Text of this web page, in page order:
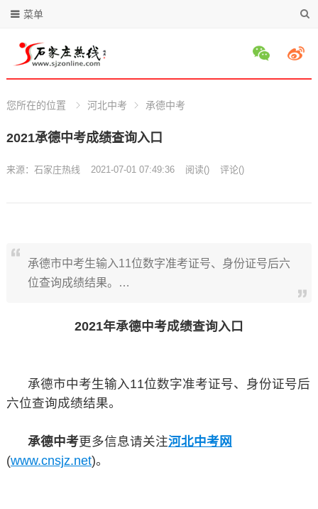
菜单
您所在的位置 河北中考 承德中考
2021承德中考成绩查询入口
来源： 石家庄热线 2021-07-01 07:49:36 阅读() 评论()
承德市中考生输入11位数字准考证号、身份证号后六
位查询成绩结果。…
2021年承德中考成绩查询入口
承德市中考生输入11位数字准考证号、身份证号后
六位查询成绩结果。
承德中考更多信息请关注河北中考网
(www.cnsjz.net)。